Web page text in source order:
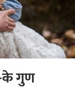
के गुण